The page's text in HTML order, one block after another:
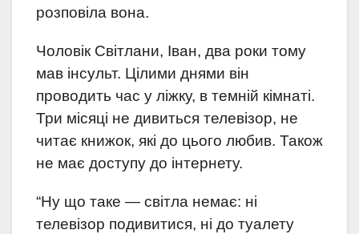
розповіла вона.
Чоловік Світлани, Іван, два роки тому
мав інсульт. Цілими днями він
проводить час у ліжку, в темній кімнаті.
Три місяці не дивиться телевізор, не
читає книжок, які до цього любив. Також
не має доступу до інтернету.
“Ну що таке — світла немає: ні
телевізор подивитися, ні до туалету